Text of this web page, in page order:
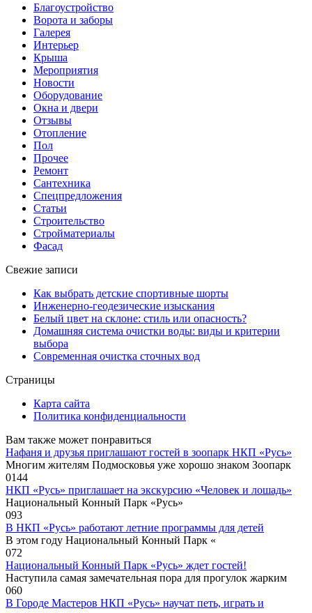
Благоустройство
Ворота и заборы
Галерея
Интерьер
Крыша
Мероприятия
Новости
Оборудование
Окна и двери
Отзывы
Отопление
Пол
Прочее
Ремонт
Сантехника
Спецпредложения
Статьи
Строительство
Стройматериалы
Фасад
Свежие записи
Как выбрать детские спортивные шорты
Инженерно-геодезические изыскания
Белый цвет на склоне: стиль или опасность?
Домашняя система очистки воды: виды и критерии
выбора
Современная очистка сточных вод
Страницы
Карта сайта
Политика конфиденциальности
Вам также может понравиться
Нафаня и друзья приглашают гостей в зоопарк НКП «Русь»
Многим жителям Подмосковья уже хорошо знаком Зоопарк
0144
НКП «Русь» приглашает на экскурсию «Человек и лошадь»
Национальный Конный Парк «Русь»
093
В НКП «Русь» работают летние программы для детей
В этом году Национальный Конный Парк «
072
Национальный Конный Парк «Русь» ждет гостей!
Наступила самая замечательная пора для прогулок жарким
060
В Городе Мастеров НКП «Русь» научат петь, играть и